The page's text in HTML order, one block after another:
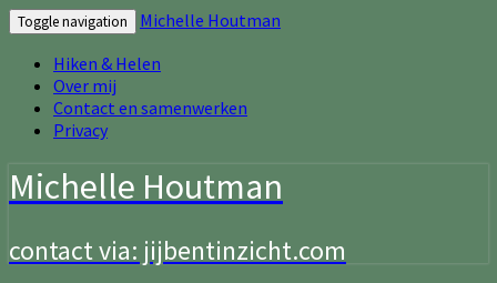
Toggle navigation
Michelle Houtman
Hiken & Helen
Over mij
Contact en samenwerken
Privacy
Michelle Houtman
contact via: jijbentinzicht.com